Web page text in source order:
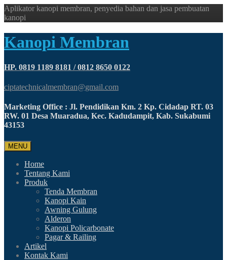
Aplikator kanopi membran, penyedia bahan dan jasa pembuatan
kanopi
Kanopi Membran
HP. 0819 1189 8181 / 0812 8650 0122
ciptatechnicalmembran@gmail.com
Marketing Office : Jl. Pendidikan Km. 2 Kp. Cidadap RT. 03
RW. 01 Desa Muaradua, Kec. Kadudampit, Kab. Sukabumi
43153
MENU
Home
Tentang Kami
Produk
Tenda Membran
Kanopi Kain
Awning Gulung
Alderon
Kanopi Policarbonate
Pagar & Railing
Artikel
Kontak Kami